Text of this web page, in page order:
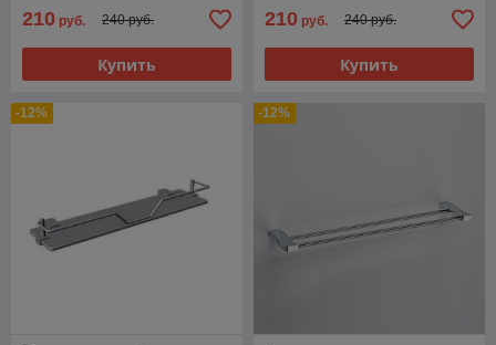
210 руб. 240 руб.
Купить
210 руб. 240 руб.
Купить
-12% -12%